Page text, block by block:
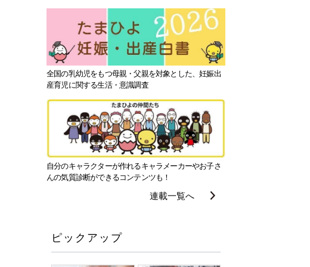
全国の乳幼児をもつ母親・父親を対象とした、妊娠出
産育児に関する生活・意識調査
自分のキャラクターが作れるキャラメーカーやお子さ
んの気質診断ができるコンテンツも！
連載一覧へ
ピックアップ